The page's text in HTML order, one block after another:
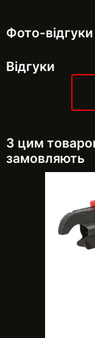
Фото-відгуки
Відгуки
З цим
замовляють